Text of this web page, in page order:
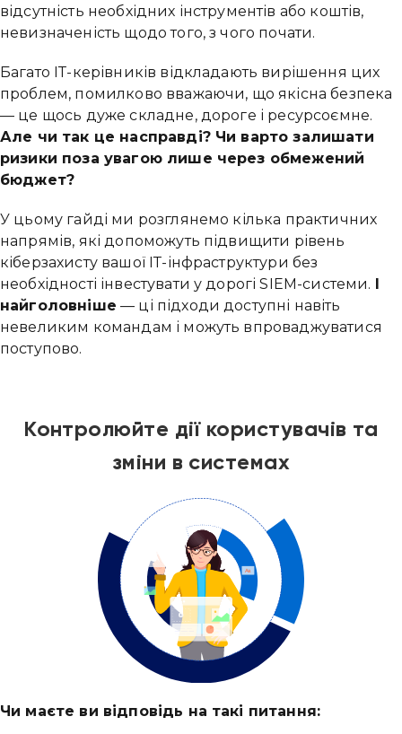
відсутність необхідних інструментів або коштів,
невизначеність щодо того, з чого почати.
Багато ІТ-керівників відкладають вирішення цих
проблем, помилково вважаючи, що якісна безпека
— це щось дуже складне, дороге і ресурсоємне.
Але чи так це насправді? Чи варто залишати
ризики поза увагою лише через обмежений
бюджет?
У цьому гайді ми розглянемо кілька практичних
напрямів, які допоможуть підвищити рівень
кіберзахисту вашої ІТ-інфраструктури без
необхідності інвестувати у дорогі SIEM-системи. І
найголовніше — ці підходи доступні навіть
невеликим командам і можуть впроваджуватися
поступово.
Контролюйте дії користувачів та
зміни в системах
Чи маєте ви відповідь на такі питання: